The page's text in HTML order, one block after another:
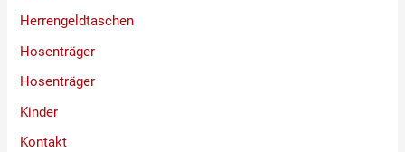
Herrengeldtaschen
Hosenträger
Hosenträger
Kinder
Kontakt